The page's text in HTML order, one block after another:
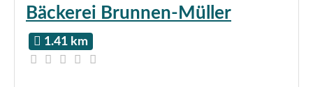
Bäckerei Brunnen-Müller
1.41 km